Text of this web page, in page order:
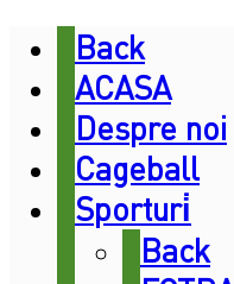
Back
ACASA
Despre noi
Cageball
Sporturi̇
Back